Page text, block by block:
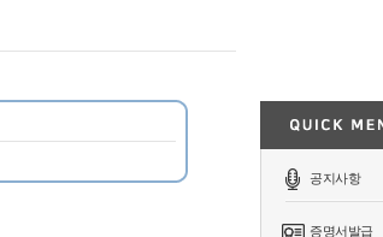
공지사항
증명서발급